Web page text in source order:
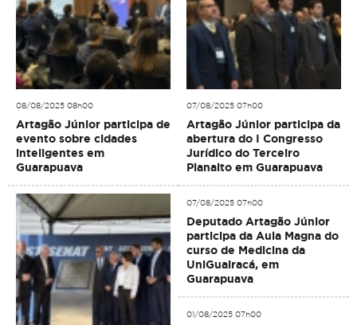
08/08/2025 08h00
Artagão Júnior participa de
evento sobre cidades
inteligentes em
Guarapuava
07/08/2025 07h00
Artagão Júnior participa da
abertura do I Congresso
Jurídico do Terceiro
Planalto em Guarapuava
07/08/2025 07h00
Deputado Artagão Júnior
participa da Aula Magna do
curso de Medicina da
UniGuairacá, em
Guarapuava
01/08/2025 07h00